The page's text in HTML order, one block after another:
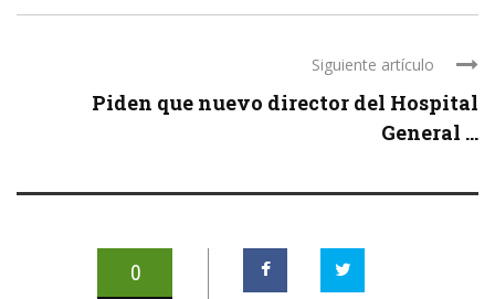
Siguiente artículo
Piden que nuevo director del Hospital
General ...
0